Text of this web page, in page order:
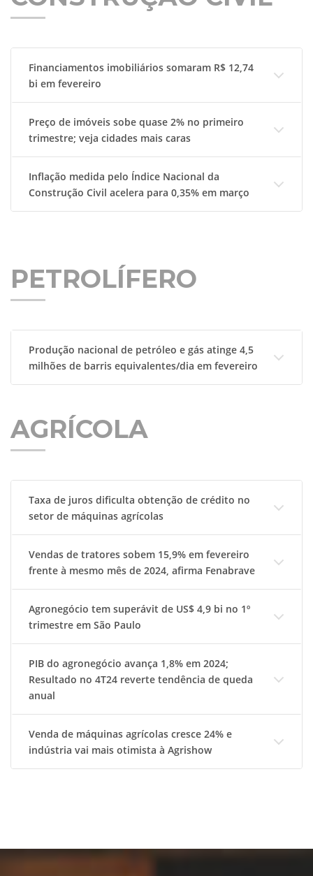
Financiamentos imobiliários somaram R$ 12,74
bi em fevereiro
Preço de imóveis sobe quase 2% no primeiro
trimestre; veja cidades mais caras
Inflação medida pelo Índice Nacional da
Construção Civil acelera para 0,35% em março
PETROLÍFERO
Produção nacional de petróleo e gás atinge 4,5
milhões de barris equivalentes/dia em fevereiro
AGRÍCOLA
Taxa de juros dificulta obtenção de crédito no
setor de máquinas agrícolas
Vendas de tratores sobem 15,9% em fevereiro
frente à mesmo mês de 2024, afirma Fenabrave
Agronegócio tem superávit de US$ 4,9 bi no 1º
trimestre em São Paulo
PIB do agronegócio avança 1,8% em 2024;
Resultado no 4T24 reverte tendência de queda
anual
Venda de máquinas agrícolas cresce 24% e
indústria vai mais otimista à Agrishow